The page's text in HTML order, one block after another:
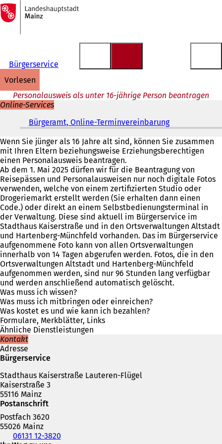
Inhalt anspringen
Zur
Startseite
Bürgerservice
vorlesen
Personalausweis als unter 16-jährige Person beantragen
Online-Services
Bürgeramt, Online-Terminvereinbarung(
Ö
f
f
e
t
i
n
e
i
n
e
m
n
e
u
e
Wenn Sie jünger als 16 Jahre alt sind, können Sie zusammen
mit Ihren Eltern beziehungsweise Erziehungsberechtigen
einen Personalausweis beantragen.
Ab dem 1. Mai 2025 dürfen wir für die Beantragung von
Reisepässen und Personalausweisen nur noch digitale Fotos
verwenden, welche von einem zertifizierten Studio oder
Drogeriemarkt erstellt werden (Sie erhalten dann einen
Code.) oder direkt an einem Selbstbedienungsterminal in
der Verwaltung. Diese sind aktuell im Bürgerservice im
Stadthaus Kaiserstraße und in den Ortsverwaltungen Altstadt
und Hartenberg-Münchfeld vorhanden. Das im Bürgerservice
aufgenommene Foto kann von allen Ortsverwaltungen
innerhalb von 14 Tagen abgerufen werden. Fotos, die in den
Ortsverwaltungen Altstadt und Hartenberg-Münchfeld
aufgenommen werden, sind nur 96 Stunden lang verfügbar
und werden anschließend automatisch gelöscht.
Was muss ich wissen?
Was muss ich mitbringen oder einreichen?
Was kostet es und wie kann ich bezahlen?
Formulare, Merkblätter, Links
Ähnliche Dienstleistungen
Kontakt
Adresse
Bürgerservice
Stadthaus Kaiserstraße Lauteren-Flügel
Kaiserstraße 3
55116 Mainz
Postanschrift
Postfach 3620
55026 Mainz
Telefon,
06131 12-3820